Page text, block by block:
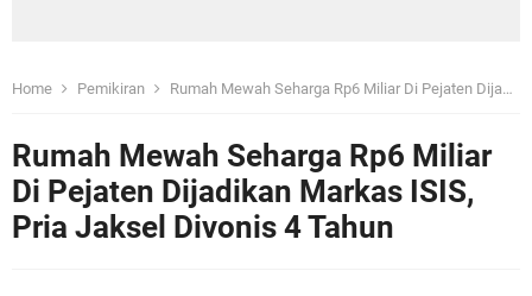
Home Pemikiran Rumah Mewah Seharga Rp6 Miliar Di Pejaten Dijadikan Markas ISIS, Pria Jaksel Divonis 4 Tahun
Rumah Mewah Seharga Rp6 Miliar
Di Pejaten Dijadikan Markas ISIS,
Pria Jaksel Divonis 4 Tahun